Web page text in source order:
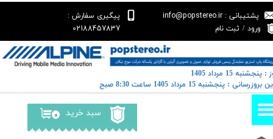
پشتیبانی : info@popstereo.ir
پیگیری سفارش :
02188457837
ورود / ثبت نام
حساب کاربری من
تغییر گذر واژه
سفارشات
خروج از حساب کاربری
۰ سبد خرید
15 مرداد 1405
: پنجشنبه 15 مرداد 1405 ساعت 8:30 صبح